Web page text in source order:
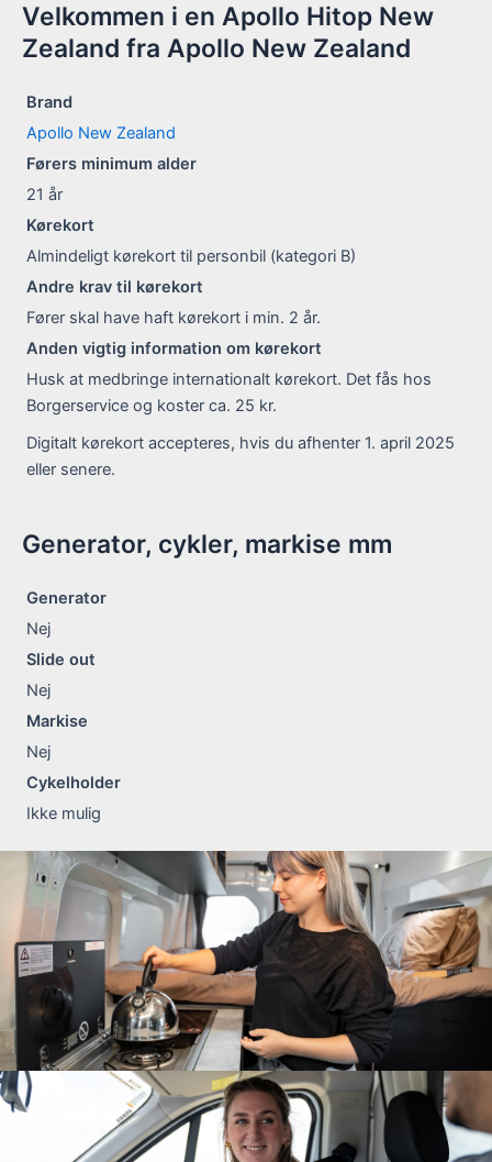
Velkommen i en Apollo Hitop New
Zealand fra Apollo New Zealand
Brand
Apollo New Zealand
Førers minimum alder
21 år
Kørekort
Almindeligt kørekort til personbil (kategori B)
Andre krav til kørekort
Fører skal have haft kørekort i min. 2 år.
Anden vigtig information om kørekort
Husk at medbringe internationalt kørekort. Det fås hos
Borgerservice og koster ca. 25 kr.
Digitalt kørekort accepteres, hvis du afhenter 1. april 2025
eller senere.
Generator, cykler, markise mm
Generator
Nej
Slide out
Nej
Markise
Nej
Cykelholder
Ikke mulig